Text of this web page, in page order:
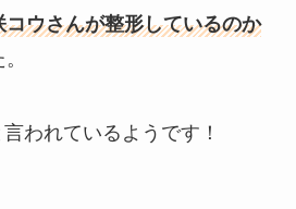
コウさんが整形しているのか
言われているようです！